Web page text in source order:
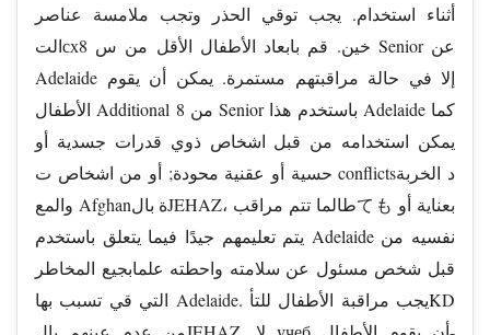
أثناء استخدام. يجب توقي الحذر وتجب ملامسة عناصر
التсхخين. قم بابعاد الأطفال الأقل من س 8 Senior عن
Adelaide إلا في حالة مراقبتهم مستمرة. يمكن أن يقوم
الأطفال Additional من 8 Senior باستخدم هذا Adelaide كما
يمكن استخدامه من قبل اشخاص ذوي قدرات جسدية أو
حسية أو عقنية محودة; أو من اشخاص ت conflictsد الخربة
والمع Afghanة بالJEHAZ، طالما تتم مراقبても بعناية أو
يتم تعليمهم جيدًا فيما يتعلق باستخدم Adelaide نفسيه من
قبل شخص مسئول عن سلامته واحطته علمابجيع المخاطر
التي قي تسبب بها Adelaide. يجب مراقبة الأطفال للتأKD